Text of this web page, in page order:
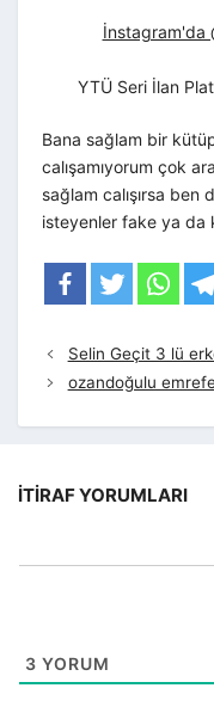
İnstagram'da
YTÜ Seri İlan
Bana sağlam bir
calışamıyorum çok
sağlam calışırsa ben
isteyenler fake ya da
Selin Geçit 3 lü
ozandoğulu
İTIRAF YORUMLARI
3 YORUM